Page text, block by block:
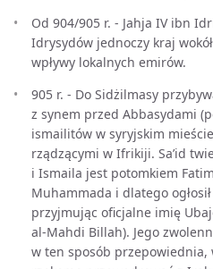
Od 904/905 r. - Jahja IV ibn
Idrysydów jednoczy kraj
wpływy lokalnych emirów.
905 r. - Do Sidżilmasy
z synem przed Abbasydami
ismailitów w syryjskim
rządzącymi w Ifrikiji. Sa’id
i Ismaila jest potomkiem
Muhammada i dlatego
przyjmując oficjalne imię
al-Mahdi Billah). Jego
w ten sposób przepowiednia,